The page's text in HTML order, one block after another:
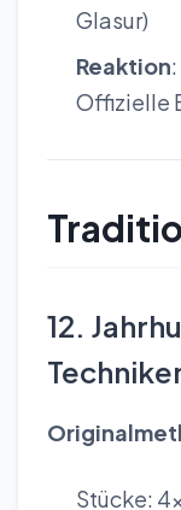
Glasur)
Reaktion
Offizielle
12.
Stücke: